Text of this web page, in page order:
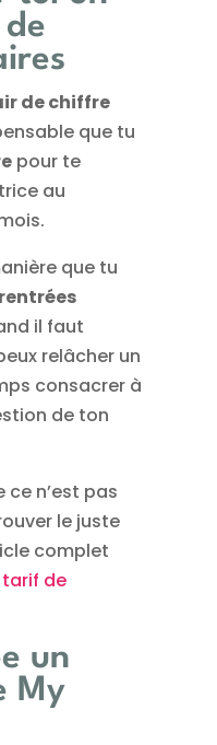
de chiffre
que tu
pour te
au
que tu
il faut
relâcher un
consacrer à
de ton
ce n’est pas
le juste
complet
de
un
My